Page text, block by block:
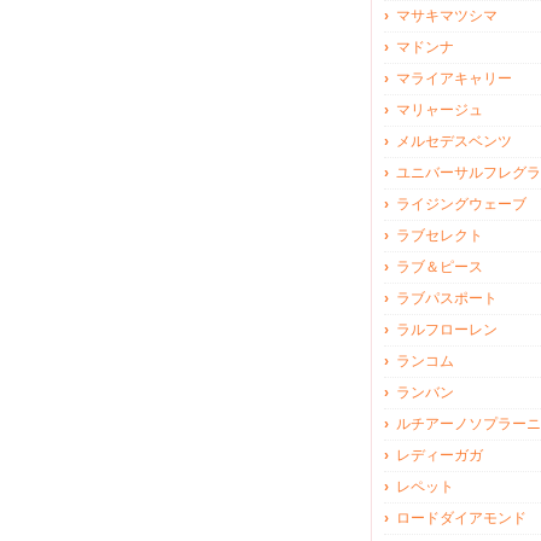
マサキマツシマ
マドンナ
マライアキャリー
マリャージュ
メルセデスベンツ
ユニバーサルフレグ
ライジングウェーブ
ラブセレクト
ラブ＆ピース
ラブパスポート
ラルフローレン
ランコム
ランバン
ルチアーノソプラーニ
レディーガガ
レペット
ロードダイアモンド